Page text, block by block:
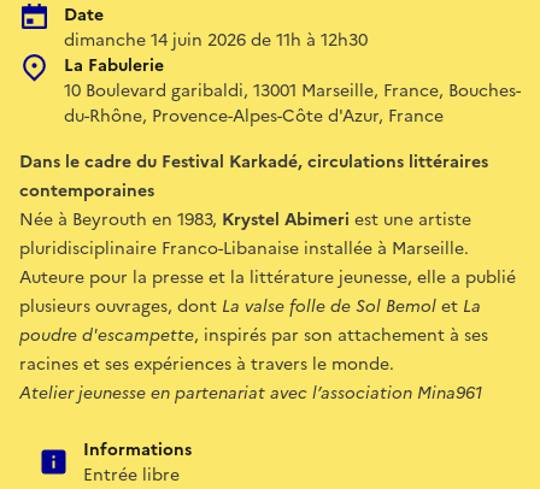
Date
dimanche 14 juin 2026 de 11h à 12h30
La Fabulerie
10 Boulevard garibaldi, 13001 Marseille, France, Bouches-
du-Rhône, Provence-Alpes-Côte d'Azur, France
Dans le cadre du Festival Karkadé, circulations littéraires
contemporaines
Née à Beyrouth en 1983, Krystel Abimeri est une artiste
pluridisciplinaire Franco-Libanaise installée à Marseille.
Auteure pour la presse et la littérature jeunesse, elle a publié
plusieurs ouvrages, dont La valse folle de Sol Bemolet La
poudre d'escampette, inspirés par son attachement à ses
racines et ses expériences à travers le monde.
Atelier jeunesse en partenariat avec l’association Mina961
Informations
Entrée libre